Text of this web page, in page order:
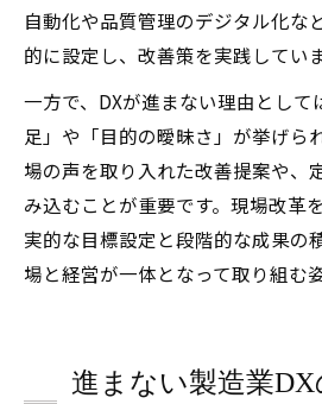
自動化や品質管理のデジタル化な
的に設定し、改善策を実践していま
一方で、DXが進まない理由として
足」や「目的の曖昧さ」が挙げら
場の声を取り入れた改善提案や、
み込むことが重要です。現場改革
実的な目標設定と段階的な成果の
場と経営が一体となって取り組む
進まない製造業